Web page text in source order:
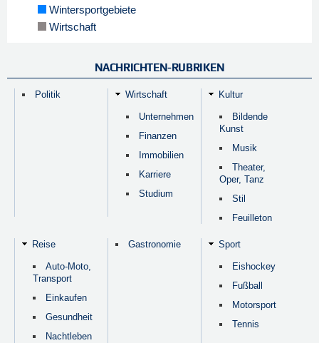
Wintersportgebiete
Wirtschaft
NACHRICHTEN-RUBRIKEN
Politik Wirtschaft
Unternehmen
Finanzen
Immobilien
Karriere
Studium
Kultur
Bildende
Kunst
Musik
Theater,
Oper, Tanz
Stil
Feuilleton
Reise
Auto-Moto,
Transport
Einkaufen
Gesundheit
Nachtleben
Gastronomie Sport
Eishockey
Fußball
Motorsport
Tennis